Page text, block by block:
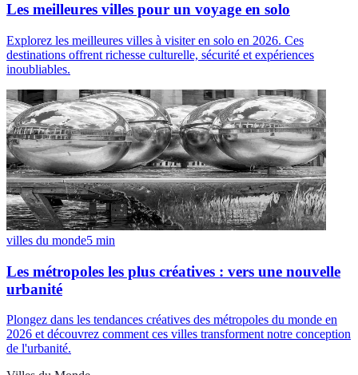
Les meilleures villes pour un voyage en solo
Explorez les meilleures villes à visiter en solo en 2026. Ces
destinations offrent richesse culturelle, sécurité et expériences
inoubliables.
villes du monde5 min
Les métropoles les plus créatives : vers une nouvelle
urbanité
Plongez dans les tendances créatives des métropoles du monde en
2026 et découvrez comment ces villes transforment notre conception
de l'urbanité.